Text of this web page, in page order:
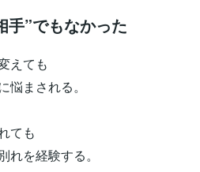
手”でもなかった
えても
悩まされる。
ても
れを経験する。